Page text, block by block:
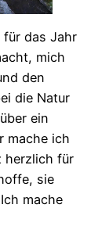
für das Jahr
mich
den
die Natur
ein
mache ich
herzlich für
sie
mache